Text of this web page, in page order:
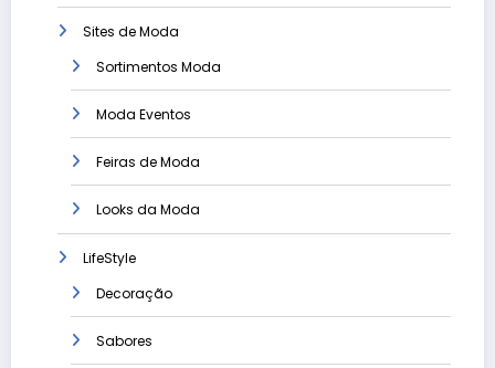
Sites de Moda
Sortimentos Moda
Moda Eventos
Feiras de Moda
Looks da Moda
LifeStyle
Decoração
Sabores